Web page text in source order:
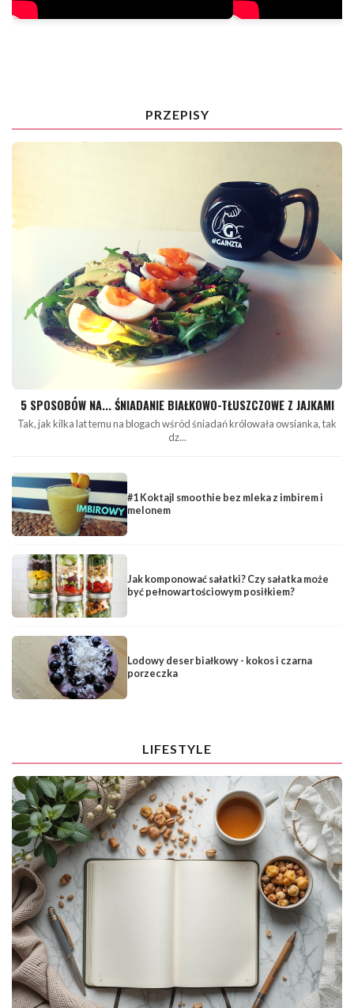
PRZEPISY
5 SPOSOBÓW NA... ŚNIADANIE BIAŁKOWO-TŁUSZCZOWE Z JAJKAMI
Tak, jak kilka lat temu na blogach wśród śniadań królowała owsianka, tak
dz...
#1 Koktajl smoothie bez mleka z imbirem i
melonem
Jak komponować sałatki? Czy sałatka może
być pełnowartościowym posiłkiem?
Lodowy deser białkowy - kokos i czarna
porzeczka
LIFESTYLE